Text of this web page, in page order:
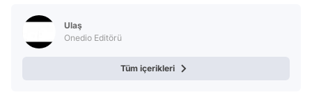
Ulaş
Onedio Editörü
Tüm içerikleri